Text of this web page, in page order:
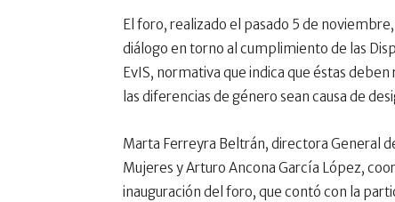
El foro, realizado el pasado 5 de
diálogo en torno al cumplimiento de las
EvIS, normativa que indica que éstas
las diferencias de género sean causa de
Marta Ferreyra Beltrán, directora General
Mujeres y Arturo Ancona García López,
inauguración del foro, que contó con la